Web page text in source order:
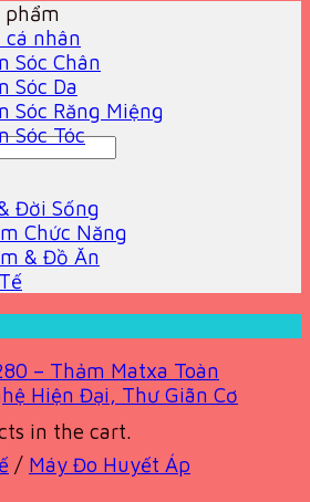
in the cart.
phẩm
cá nhân
Sóc Chân
Sóc Da
Sóc Răng Miệng
Sóc Tóc
Đời Sống
Chức Năng
& Đồ Ăn
/ Máy Đo Huyết Áp